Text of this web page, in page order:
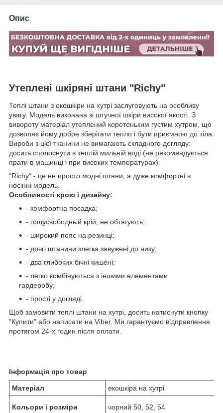
Опис
Утеплені шкіряні штани "Richy"
Теплі штани з екошкіри на хутрі заслуговують на особливу
увагу. Модель виконана зі штучної шкіри високої якості. З
вивороту матеріал утеплений коротеньким густим хутром, що
дозволяє йому добре зберігати тепло і бути приємною до тіла.
Вироби з цієї тканини не вимагають складного догляду:
досить сполоснути в теплій мильній воді (не рекомендується
прати в машинці і при високих температурах).
"Richy" - це не просто модні штани, а дуже комфортні в
носінні модель.
Особливості крою і дизайну:
- комфортна посадка;
- полусвободный крій, не обтягують;
- широкий пояс на резинці;
- довгі штанини злегка завужені до низу;
- два глибоких бічні кишені;
- легко комбінуються з іншими елементами
гардеробу;
- прості у догляді.
Щоб замовити теплі штани на хутрі, досить натиснути кнопку
"Купити" або написати на Viber. Ми гарантуємо відправлення
протягом 24-х годин після оплати.
Інформація про товар
Матеріал екошкіра на хутрі
Кольори і розміри
чорний 50, 52, 54